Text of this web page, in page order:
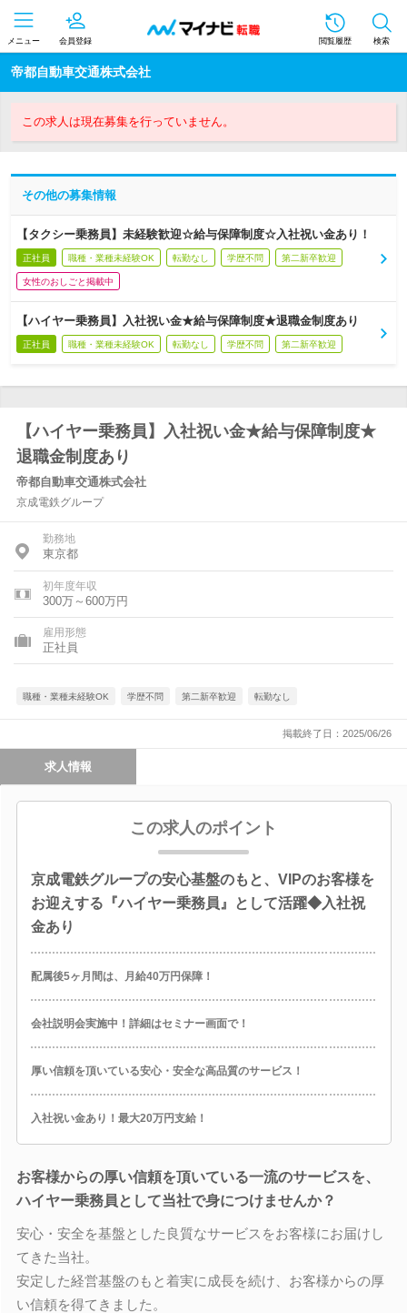
メニュー 会員登録 閲覧履歴 検索
帝都自動車交通株式会社
この求人は現在募集を行っていません。
その他の募集情報
【タクシー乗務員】未経験歓迎☆給与保障制度☆入社祝い金あり！
正社員 職種・業種未経験OK 転勤なし 学歴不問 第二新卒歓迎
女性のおしごと掲載中
【ハイヤー乗務員】入社祝い金★給与保障制度★退職金制度あり
正社員 職種・業種未経験OK 転勤なし 学歴不問 第二新卒歓迎
【ハイヤー乗務員】入社祝い金★給与保障制度★
退職金制度あり
帝都自動車交通株式会社
京成電鉄グループ
勤務地
東京都
初年度年収
300万～600万円
雇用形態
正社員
職種・業種未経験OK 学歴不問 第二新卒歓迎 転勤なし
掲載終了日：2025/06/26
求人情報
この求人のポイント
京成電鉄グループの安心基盤のもと、VIPのお客様を
お迎えする『ハイヤー乗務員』として活躍◆入社祝
金あり
配属後5ヶ月間は、月給40万円保障！
会社説明会実施中！詳細はセミナー画面で！
厚い信頼を頂いている安心・安全な高品質のサービス！
入社祝い金あり！最大20万円支給！
お客様からの厚い信頼を頂いている一流のサービスを、
ハイヤー乗務員として当社で身につけませんか？
安心・安全を基盤とした良質なサービスをお客様にお届けし
てきた当社。
安定した経営基盤のもと着実に成長を続け、お客様からの厚
い信頼を得てきました。